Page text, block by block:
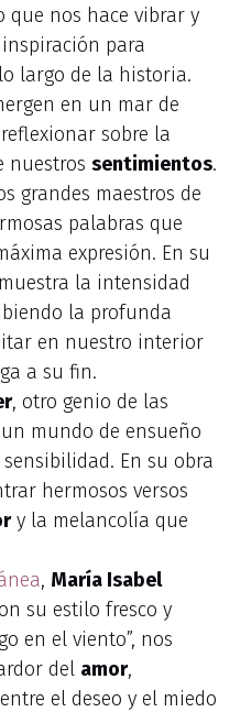
que nos hace vibrar y
para
largo de la historia.
en un mar de
sobre la
nuestros sentimientos.
grandes maestros de
palabras que
expresión. En su
muestra la intensidad
la profunda
en nuestro interior
a su fin.
, otro genio de las
mundo de ensueño
En su obra
hermosos versos
y la melancolía que
, María Isabel
su estilo fresco y
en el viento”, nos
del amor,
el deseo y el miedo